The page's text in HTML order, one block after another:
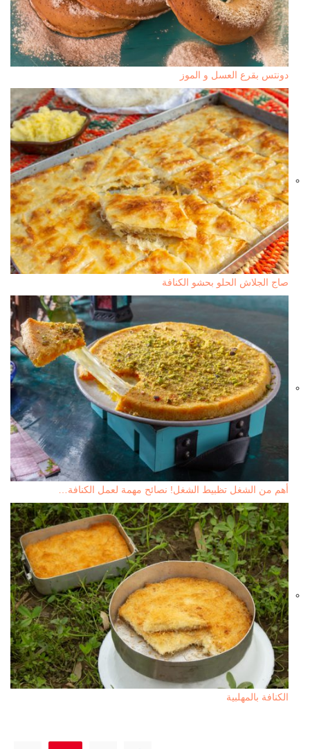
دونتس بقرع العسل و الموز
صاج الجلاش الحلو بحشو الكنافة
أهم من الشغل تظبيط الشغل! نصائح مهمة لعمل الكنافة…
الكنافة بالمهلبية